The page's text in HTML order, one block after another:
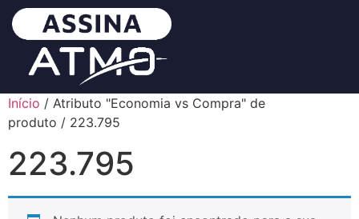
Início / Atributo "Economia vs Compra" de
produto / 223.795
223.795